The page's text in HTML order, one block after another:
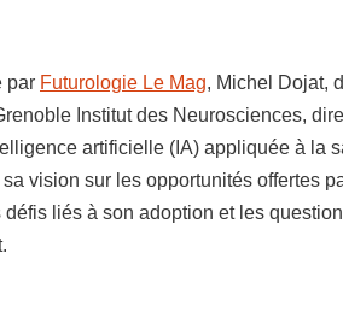
par Futurologie Le Mag, Michel Dojat,
Institut des Neurosciences,
artificielle (IA) appliquée à la
vision sur les opportunités offertes
liés à son adoption et les